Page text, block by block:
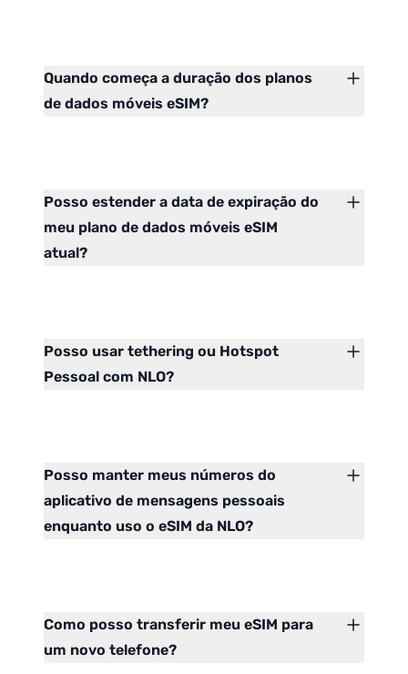
Quando começa a duração dos planos
de dados móveis eSIM?
Posso estender a data de expiração do
meu plano de dados móveis eSIM
atual?
Posso usar tethering ou Hotspot
Pessoal com NLO?
Posso manter meus números do
aplicativo de mensagens pessoais
enquanto uso o eSIM da NLO?
Como posso transferir meu eSIM para
um novo telefone?